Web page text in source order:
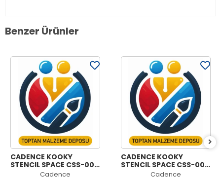
Benzer Ürünler
CADENCE KOOKY
STENCIL SPACE CSS-007
25X25CMCadence
CADENCE KOOKY
STENCIL SPACE CSS-006
25X25CMCadence